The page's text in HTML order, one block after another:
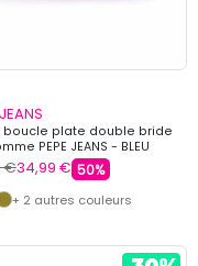
boucle plate double bride
PEPE JEANS - BLEU
€34,99 € 50%
+ 2 autres couleurs